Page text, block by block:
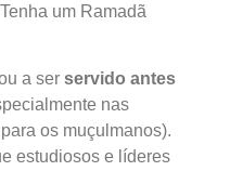
um Ramadã
a ser servido antes
nas
os muçulmanos).
estudiosos e líderes